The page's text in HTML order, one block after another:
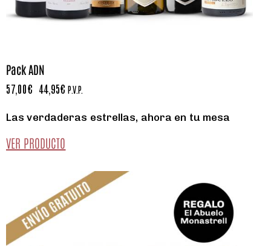
Pack ADN
57,00€ 44,95€ P.V.P.
Las verdaderas estrellas, ahora en tu mesa
VER PRODUCTO